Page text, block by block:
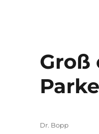
Groß
Autor
Dr. Bopp